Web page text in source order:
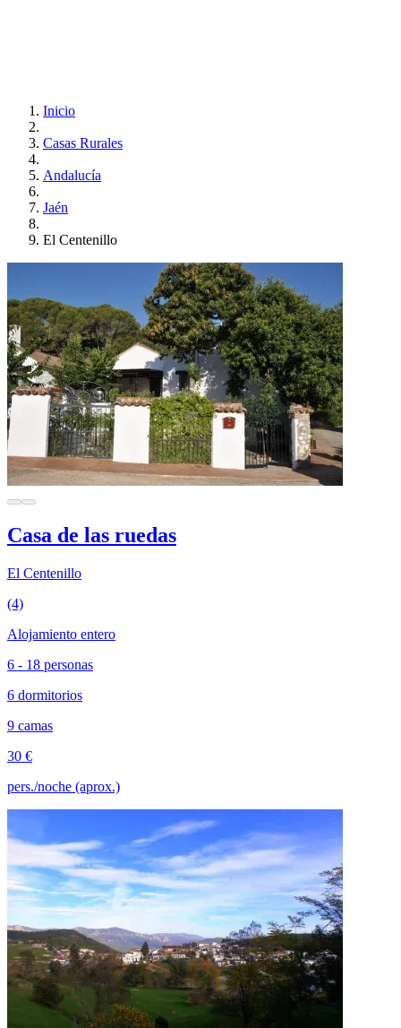
Inicio
Casas Rurales
Andalucía
Jaén
El Centenillo
Casa de las ruedas
El Centenillo
(4)
Alojamiento entero
6 - 18 personas
6 dormitorios
9 camas
30 €
pers./noche (aprox.)